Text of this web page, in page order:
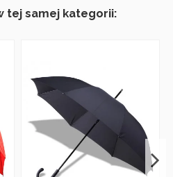
tej samej kategorii: